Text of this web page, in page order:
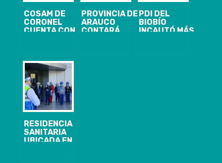
COSAM DE
CORONEL
CUENTA CON
USUARIA EN
ESTE PERIODO
DE
CONTINGENCIA
PROVINCIA DE
ARAUCO
CONTARÁ
PDI DEL
BIOBÍO
INCAUTÓ MÁS
RESIDENCIA
SANITARIA
UBICADA EN